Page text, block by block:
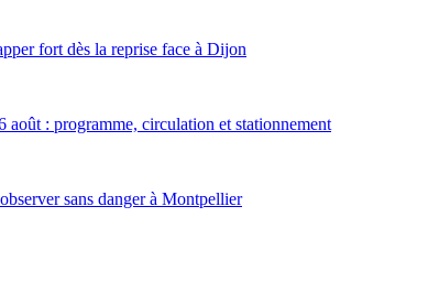
fort dès la reprise face à Dijon
août : programme, circulation et stationnement
sans danger à Montpellier